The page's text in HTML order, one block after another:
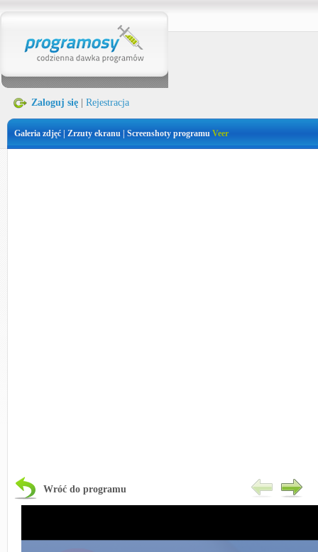
Zaloguj się Rejestracja
Galeria zdjęć | Zrzuty ekranu | Screenshoty programu Veer
Wróć do programu